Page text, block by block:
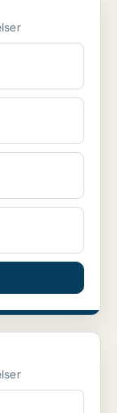
3 værelser
4 værelser